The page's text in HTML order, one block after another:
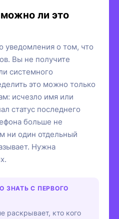
ли это
уведомления о том, что
Вы не получите
системного
это можно только
исчезло имя или
статус последнего
больше не
ни один отдельный
Нужна
ЗНАТЬ С ПЕРВОГО
раскрывает, кто кого